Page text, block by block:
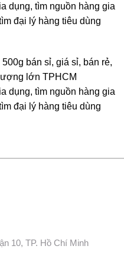
dụng, tìm nguồn hàng gia
đại lý hàng tiêu dùng
bán sỉ, giá sỉ, bán rẻ,
lớn TPHCM
dụng, tìm nguồn hàng gia
đại lý hàng tiêu dùng
10, TP. Hồ Chí Minh